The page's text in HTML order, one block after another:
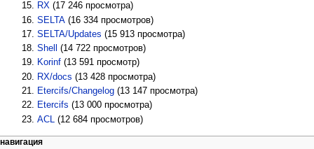
RX ‏‎ (17 246 просмотра)
SELTA ‏‎ (16 334 просмотров)
SELTA/Updates ‏‎ (15 913 просмотра)
Shell
‏‎ (14 722 просмотров)
Korinf ‏‎ (13 591 просмотр)
RX/docs ‏‎ (13 428 просмотра)
Etercifs/Changelog ‏‎ (13 147 просмотра)
Etercifs ‏‎ (13 000 просмотра)
ACL
‏‎ (12 684 просмотров)
навигация